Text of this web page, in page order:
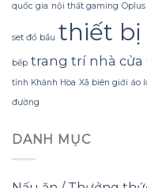
quốc gia nội thất gaming Oplus
set đồ bầu thiết bị
bếp trang trí nhà cửa
tỉnh Khánh Hòa Xã biên giới áo
đường
DANH MỤC